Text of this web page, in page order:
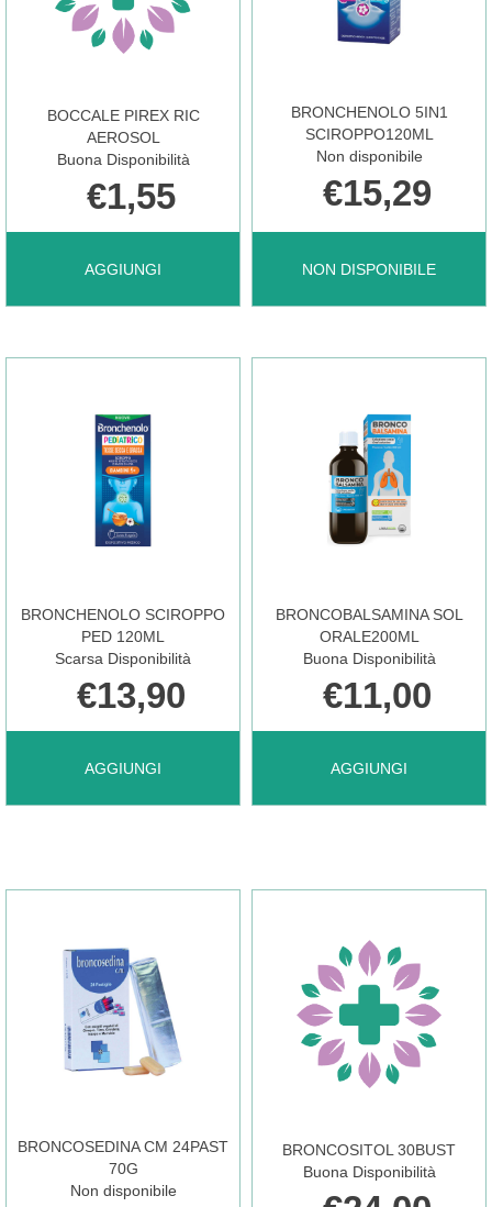
12BUST AL
BOCCALE PIREX RIC
AEROSOL
Buona Disponibilità
€1,55
AGGIUNGI
AGGIUNGI BOCCALE
AEROSOL AL
BRONCHENOLO 5IN1
SCIROPPO120ML
Non disponibile
€15,29
NON DISPONIBILE
BRONCHENOLO
SCIROPPO120ML NON
BRONCHENOLO SCIROPPO
PED 120ML
Scarsa Disponibilità
€13,90
AGGIUNGI
AGGIUNGI BRONCHENOLO
120ML AL
CARRELLO
BRONCOBALSAMINA SOL
ORALE200ML
Buona Disponibilità
€11,00
AGGIUNGI
AGGIUNGI
CARRELLO
BRONCOSEDINA CM 24PAST
70G
Non disponibile
BRONCOSITOL 30BUST
Buona Disponibilità